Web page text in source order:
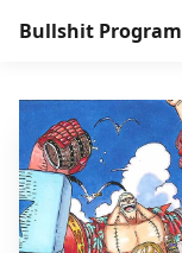
Bullshit Program